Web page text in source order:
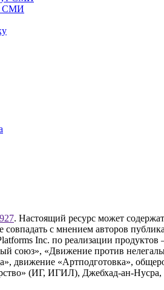
СМИ
. Настоящий ресурс может
с мнением авторов
Inc. по реализации
союз», «Движение против
движение «Артподготовка»,
(ИГ, ИГИЛ), Джебхад-ан-